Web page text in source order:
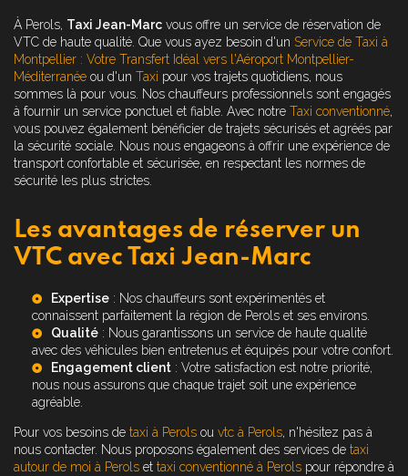
À Perols, Taxi Jean-Marc vous offre un service de réservation de
VTC de haute qualité. Que vous ayez besoin d'un Service de Taxi à
Montpellier : Votre Transfert Idéal vers l'Aéroport Montpellier-
Méditerranée ou d'un Taxi pour vos trajets quotidiens, nous
sommes là pour vous. Nos chauffeurs professionnels sont engagés
à fournir un service ponctuel et fiable. Avec notre Taxi conventionné,
vous pouvez également bénéficier de trajets sécurisés et agréés par
la sécurité sociale. Nous nous engageons à offrir une expérience de
transport confortable et sécurisée, en respectant les normes de
sécurité les plus strictes.
Les avantages de réserver un
VTC avec Taxi Jean-Marc
Expertise : Nos chauffeurs sont expérimentés et
connaissent parfaitement la région de Perols et ses environs.
Qualité : Nous garantissons un service de haute qualité
avec des véhicules bien entretenus et équipés pour votre confort.
Engagement client : Votre satisfaction est notre priorité,
nous nous assurons que chaque trajet soit une expérience
agréable.
Pour vos besoins de taxi à Perols ou vtc à Perols, n'hésitez pas à
nous contacter. Nous proposons également des services de taxi
autour de moi à Perols et taxi conventionné à Perols pour répondre à